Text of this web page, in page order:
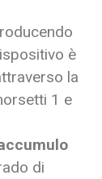
è
la
1 e
di